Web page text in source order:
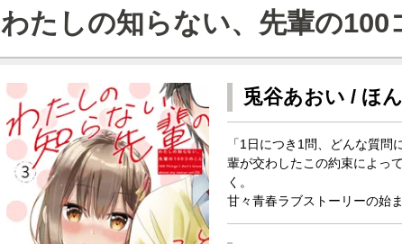
わたしの知らない、先輩の100
兎谷あおい / ほ
「1日につき1問、どんな質
輩が交わしたこの約束によっ
く。
甘々青春ラブストーリーの始